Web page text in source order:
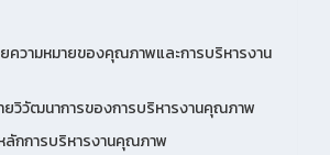
มายของคุณภาพและการบริหารงาน
าการของการบริหารงานคุณภาพ
รบริหารงานคุณภาพ